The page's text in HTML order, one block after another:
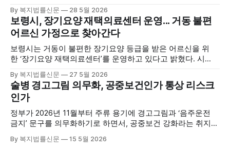
행사에는 서산시 관내 주·야간보호기관 관계자와 종사자, 유관
기관 내빈 등 약 100여명이 참석했으며, 서산시청 관계자, 서
산시노인복지시설협회, 서산시재가복지협회, 서산시사회복지
사협회 등 지역 노인복지 관련 기관 관계자들이 함께해 협회
출범을 축하했다. 서산시노인주야간보호협회는 서산시 소재
By 복지법률신문 28 5월 2026
보령시, 장기요양 재택의료센터 운영... 거동 불편
어르신 가정으로 찾아간다
보령시는 거동이 불편한 장기요양 등급을 받은 어르신을 위
한 ‘장기요양 재택의료센터’를 운영하고 있다고 밝혔다. 시
고 본격적인 서비스 제공에 나서고 있다. 재택의료센터
는 (한)의사가 거동 불편으로 의료기관 이용이 어렵다고 판단
한 장기요양 등급자를 대상으로, (한)의사·간호사·사회복지사
로 구성된 다학제 팀이 직접 가정을 방문해 건강관리서비스
를 제공하는
By 복지법률신문 27 5월 2026
술병 경고그림 의무화, 공중보건인가 통상 리스크
인가
정부가 2026년 11월부터 주류 용기에 경고그림과 ‘음주운전
금지’ 문구를 의무화하기로 하면서, 공중보건 강화라는 취지와
도는 국제 통상 규범, 영세업체 부담, 소비자 선택권 등 다양한
By 복지법률신문 15 5월 2026